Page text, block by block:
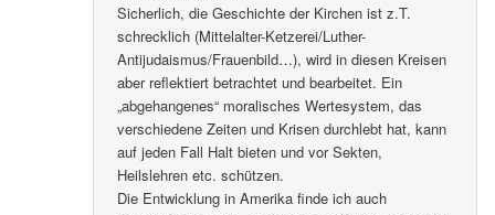
Sicherlich, die Geschichte der Kirchen ist z.T.
schrecklich (Mittelalter-Ketzerei/Luther-
Antijudaismus/Frauenbild…), wird in diesen Kreisen
aber reflektiert betrachtet und bearbeitet. Ein
„abgehangenes“ moralisches Wertesystem, das
verschiedene Zeiten und Krisen durchlebt hat, kann
auf jeden Fall Halt bieten und vor Sekten,
Heilslehren etc. schützen.
Die Entwicklung in Amerika finde ich auch